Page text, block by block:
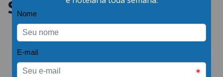
SEMELHANTES